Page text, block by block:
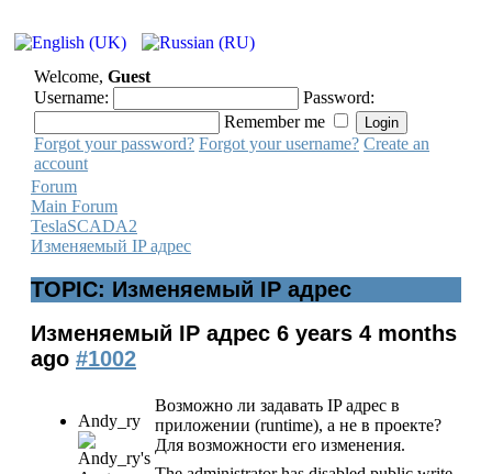
Welcome, Guest
Username:
Password:
Remember me
Forgot your password? Forgot your username? Create an
account
Forum
Main Forum
TeslaSCADA2
Изменяемый IP адрес
TOPIC: Изменяемый IP адрес
Изменяемый IP адрес 6 years 4 months
ago #1002
Andy_ry
Возможно ли задавать IP адрес в
приложении (runtime), а не в проекте?
Для возможности его изменения.